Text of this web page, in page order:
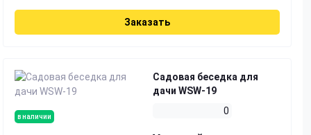
Заказать
в наличии
Садовая беседка для
дачи WSW-19
0